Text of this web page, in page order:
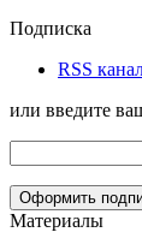
Подписка
RSS
или введите
Материалы